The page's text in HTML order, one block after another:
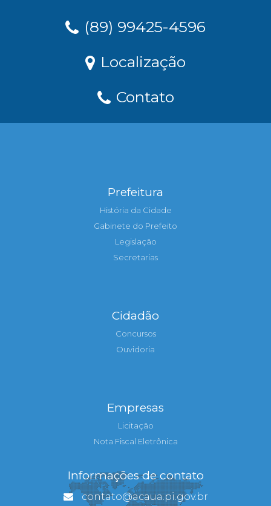
(89) 99425-4596
Localização
Contato
Prefeitura
História da Cidade
Gabinete do Prefeito
Legislação
Secretarias
Cidadão
Concursos
Ouvidoria
Empresas
Licitação
Nota Fiscal Eletrônica
Informações de contato
contato@acaua.pi.gov.br